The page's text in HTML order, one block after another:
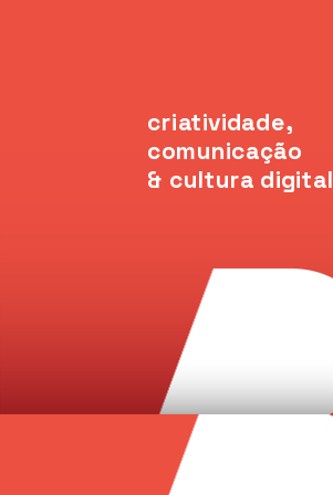
criatividade,
comunicação
& cultura digital